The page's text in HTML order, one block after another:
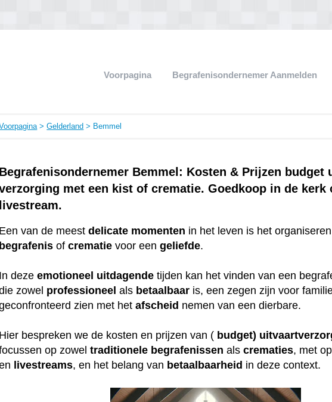
Voorpagina Begrafenisondernemer Aanmelden
>Gelderland > Bemmel
Begrafenisondernemer Bemmel: Kosten & Prijzen budget
met een kist of crematie. Goedkoop in de kerk
livestream.
Een van de meestdelicate momenten in het leven is het
begrafenis ofcrematie voor eengeliefde.
In dezeemotioneel uitdagende tijden kan het vinden van een
zowel professioneel als betaalbaar is, een zegen zijn voor
zien met hetafscheid nemen van een dierbare.
Hier bespreken we de kosten en prijzen van ( budget)
op zoweltraditionele begrafenissen alscrematies, met
livestreams, en het belang van betaalbaarheid in deze context.